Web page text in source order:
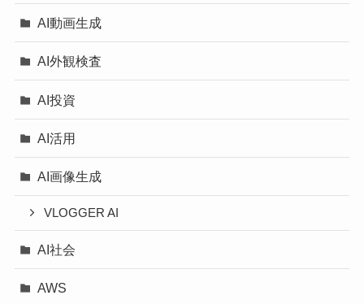
AI動画生成
AI外観検査
AI投資
AI活用
AI画像生成
VLOGGER AI
AI社会
AWS